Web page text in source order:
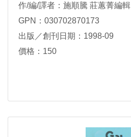
作/編/譯者：施順騰 莊蕙菁編輯
GPN：030702870173
出版／創刊日期：1998-09
價格：150